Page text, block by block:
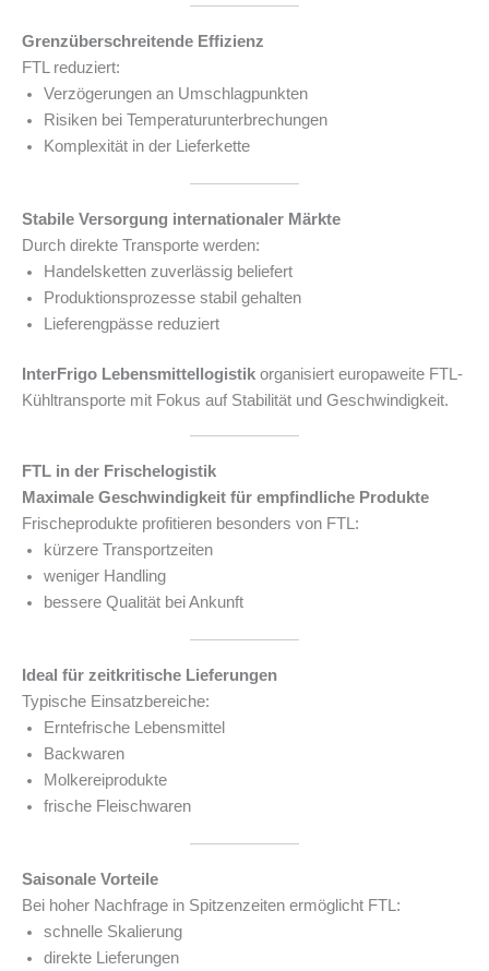
Grenzüberschreitende Effizienz
FTL reduziert:
Verzögerungen an Umschlagpunkten
Risiken bei Temperaturunterbrechungen
Komplexität in der Lieferkette
Stabile Versorgung internationaler Märkte
Durch direkte Transporte werden:
Handelsketten zuverlässig beliefert
Produktionsprozesse stabil gehalten
Lieferengpässe reduziert
InterFrigo Lebensmittellogistik organisiert europaweite FTL-
Kühltransporte mit Fokus auf Stabilität und Geschwindigkeit.
FTL in der Frischelogistik
Maximale Geschwindigkeit für empfindliche Produkte
Frischeprodukte profitieren besonders von FTL:
kürzere Transportzeiten
weniger Handling
bessere Qualität bei Ankunft
Ideal für zeitkritische Lieferungen
Typische Einsatzbereiche:
Erntefrische Lebensmittel
Backwaren
Molkereiprodukte
frische Fleischwaren
Saisonale Vorteile
Bei hoher Nachfrage in Spitzenzeiten ermöglicht FTL:
schnelle Skalierung
direkte Lieferungen